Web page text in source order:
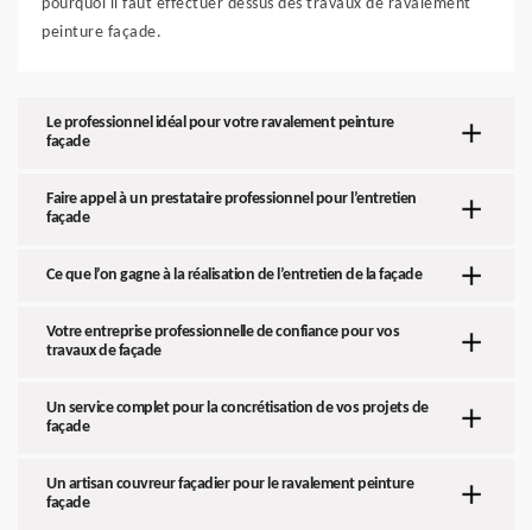
pourquoi il faut effectuer dessus des travaux de ravalement
peinture façade.
Le professionnel idéal pour votre ravalement peinture
façade
Faire appel à un prestataire professionnel pour l’entretien
façade
Ce que l’on gagne à la réalisation de l’entretien de la façade
Votre entreprise professionnelle de confiance pour vos
travaux de façade
Un service complet pour la concrétisation de vos projets de
façade
Un artisan couvreur façadier pour le ravalement peinture
façade